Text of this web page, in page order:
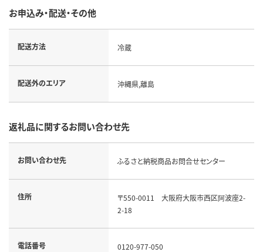
お申込み・配送・その他
配送方法 冷蔵
配送外のエリア 沖縄県,離島
返礼品に関するお問い合わせ先
お問い合わせ先 ふるさと納税商品お問合せセンター
住所
〒550-0011 大阪府大阪市西区阿波座2-
2-18
電話番号 0120-977-050